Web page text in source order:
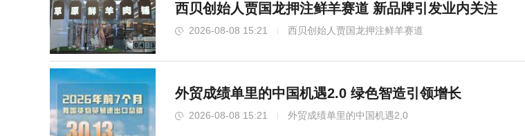
西贝创始人贾国龙押注鲜羊赛道 新品牌引发业内关注
2026-08-08 15:21 西贝创始人贾国龙押注鲜羊赛道
外贸成绩单里的中国机遇2.0 绿色智造引领增长
2026-08-08 15:21 外贸成绩单里的中国机遇2,0